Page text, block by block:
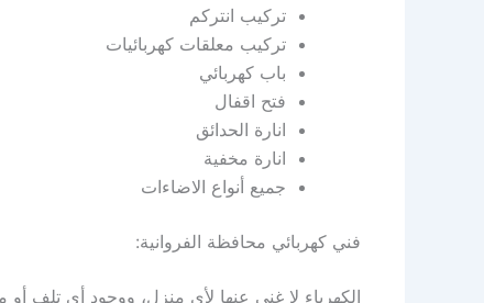
تركيب انتركم
تركيب معلقات كهربائيات
باب كهربائي
فتح اقفال
انارة الحدائق
انارة مخفية
جميع أنواع الاضاءات
فني كهربائي محافظة الفروانية:
الكهرباء لا غنى عنها لأي منزل، ووجود أي تلف